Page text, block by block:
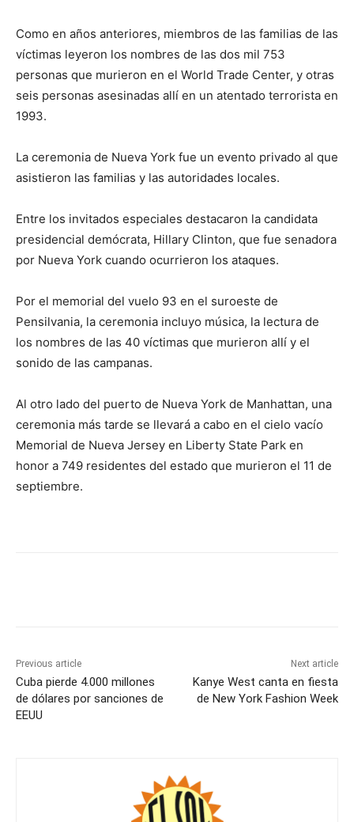
Como en años anteriores, miembros de las familias de las
víctimas leyeron los nombres de las dos mil 753
personas que murieron en el World Trade Center, y otras
seis personas asesinadas allí en un atentado terrorista en
1993.
La ceremonia de Nueva York fue un evento privado al que
asistieron las familias y las autoridades locales.
Entre los invitados especiales destacaron la candidata
presidencial demócrata, Hillary Clinton, que fue senadora
por Nueva York cuando ocurrieron los ataques.
Por el memorial del vuelo 93 en el suroeste de
Pensilvania, la ceremonia incluyo música, la lectura de
los nombres de las 40 víctimas que murieron allí y el
sonido de las campanas.
Al otro lado del puerto de Nueva York de Manhattan, una
ceremonia más tarde se llevará a cabo en el cielo vacío
Memorial de Nueva Jersey en Liberty State Park en
honor a 749 residentes del estado que murieron el 11 de
septiembre.
Previous article
Cuba pierde 4.000 millones
de dólares por sanciones de
EEUU
Next article
Kanye West canta en fiesta
de New York Fashion Week